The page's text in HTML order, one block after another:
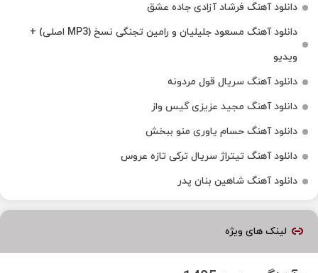
دانلود آهنگ فرشاد آزادی جاده عشق
دانلود آهنگ مسعود جلیلیان و رامین تجنگی نسخ (MP3 اصلی) +
ویدیو
دانلود آهنگ سریال قول مردونه
دانلود آهنگ مجید عزیزی گیس واز
دانلود آهنگ حسام یاوری منو ببخش
دانلود آهنگ تیتراژ سریال ترکی تازه عروس
دانلود آهنگ شاهین بنان پدر
لینک های ویژه